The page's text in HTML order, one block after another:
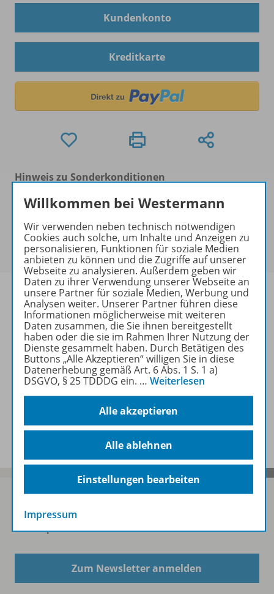
Kundenkonto
Kreditkarte
Hinweis zu Sonderkonditionen
keine Sonderkonditionen gewährt werden.
Sie haben ein passendes
Spar-Paket ?
Um den für Sie gültigen Preis zu sehen,melden Sie
sich bitte an.
Informationen
Weitere Inhalte der Ausgabe
Spar-Pakete
Sofort profitieren
Zum Newsletter anmelden
Willkommen bei Westermann
Wir verwenden neben technisch notwendigen
Cookies auch solche, um Inhalte und Anzeigen zu
personalisieren, Funktionen für soziale Medien
anbieten zu können und die Zugriffe auf unserer
Webseite zu analysieren. Außerdem geben wir
Daten zu ihrer Verwendung unserer Webseite an
unsere Partner für soziale Medien, Werbung und
Analysen weiter. Unserer Partner führen diese
Informationen möglicherweise mit weiteren
Daten zusammen, die Sie ihnen bereitgestellt
haben oder die sie im Rahmen Ihrer Nutzung der
Dienste gesammelt haben. Durch Betätigen des
Buttons „Alle Akzeptieren“ willigen Sie in diese
Datenerhebung gemäß Art. 6 Abs. 1 S. 1 a)
DSGVO, § 25 TDDDG ein. … Weiterlesen
Alle akzeptieren
Alle ablehnen
Einstellungen bearbeiten
Impressum